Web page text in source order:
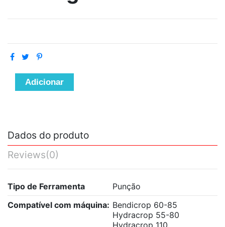
Adicionar
Dados do produto
Reviews(0)
Tipo de Ferramenta
Punção
Compatível com máquina: Bendicrop 60-85
Hydracrop 55-80
Hydracrop 110